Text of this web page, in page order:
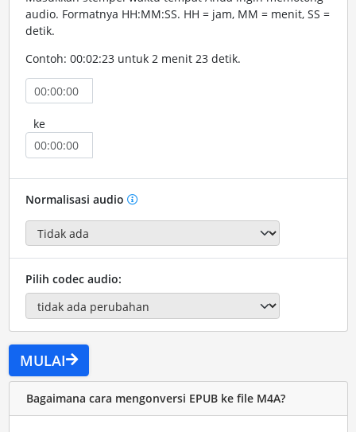
audio. Formatnya HH:MM:SS. HH = jam, MM = menit, SS =
detik.
Contoh: 00:02:23 untuk 2 menit 23 detik.
ke
Normalisasi audio
Pilih codec audio:
MULAI
Bagaimana cara mengonversi EPUB ke file M4A?